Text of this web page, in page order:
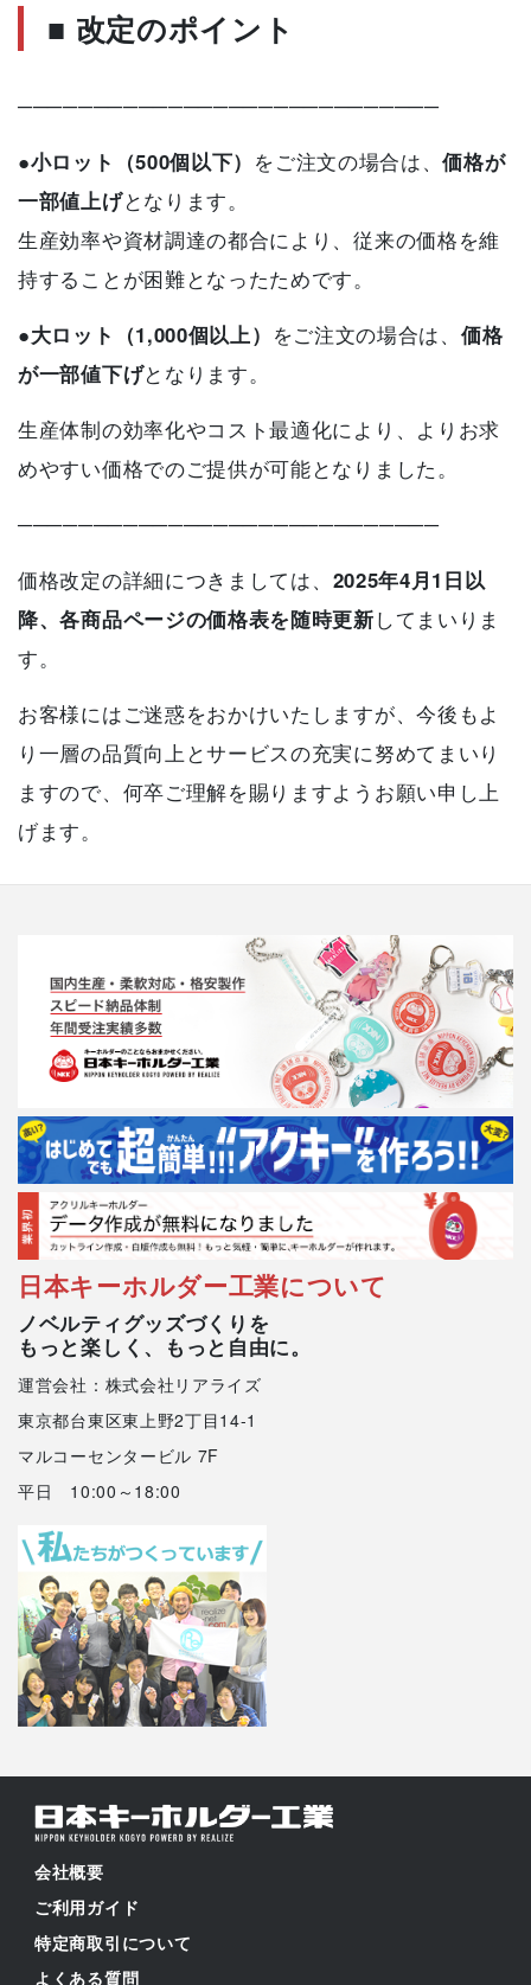
■ 改定のポイント
────────────────────────────
●小ロット（500個以下） をご注文の場合は、価格が
一部値上げとなります。
生産効率や資材調達の都合により、従来の価格を維
持することが困難となったためです。
●大ロット（1,000個以上） をご注文の場合は、 価格
が一部値下げとなります。
生産体制の効率化やコスト最適化により、よりお求
めやすい価格でのご提供が可能となりました。
────────────────────────────
価格改定の詳細につきましては、 2025年4月1日以
降、各商品ページの価格表を随時更新してまいりま
す。
お客様にはご迷惑をおかけいたしますが、今後もよ
り一層の品質向上とサービスの充実に努めてまいり
ますので、何卒ご理解を賜りますようお願い申し上
げます。
日本キーホルダー工業について
ノベルティグッズづくりを
もっと楽しく、もっと自由に。
運営会社：株式会社リアライズ
東京都台東区東上野2丁目14-1
マルコーセンタービル 7F
平日 10:00～18:00
会社概要
ご利用ガイド
特定商取引について
よくある質問